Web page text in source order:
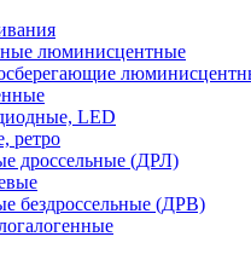
люминисцентные
LED
ретро
дроссельные (ДРЛ)
бездроссельные (ДРВ)